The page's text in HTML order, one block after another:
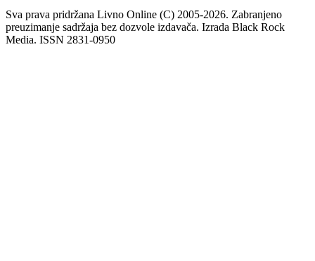
Sva prava pridržana Livno Online (C) 2005-2026. Zabranjeno
preuzimanje sadržaja bez dozvole izdavača. Izrada Black Rock
Media. ISSN 2831-0950